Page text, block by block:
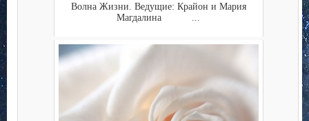
Волна Жизни. Ведущие: Крайон и Мария
Магдалина ...